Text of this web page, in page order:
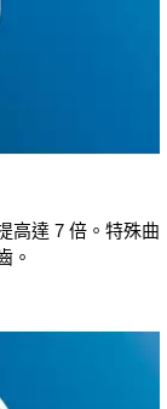
高達 7 倍。特殊曲
。